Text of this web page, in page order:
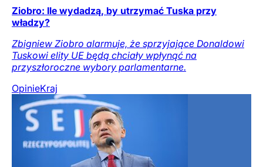
Ziobro: Ile wydadzą, by utrzymać Tuska przy
władzy?
Zbigniew Ziobro alarmuje, że sprzyjające Donaldowi
Tuskowi elity UE będą chciały wpłynąć na
przyszłoroczne wybory parlamentarne.
OpinieKraj